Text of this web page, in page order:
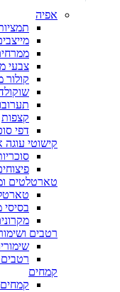
אפיה
צבעי
קולור
קצפות
דפי
קישוטי עוגה
טארטלטים
בסיסי
רטבים
רטבים
קמחים
קמחים